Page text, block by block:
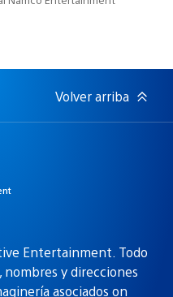
Volver arriba
Entertainment. Todo
y direcciones
asociados on